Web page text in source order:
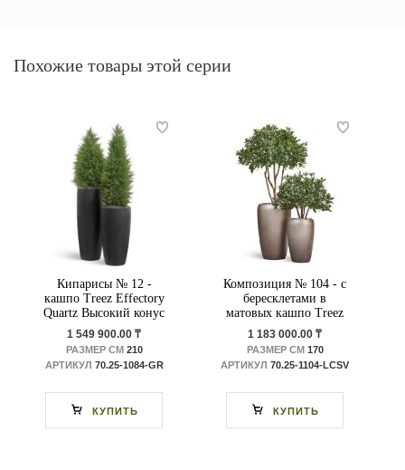
Похожие товары этой серии
Кипарисы № 12 -
кашпо Treez Effectory
Quartz Высокий конус
Design
1 549 900.00 ₸
РАЗМЕР СМ210
АРТИКУЛ 70.25-1084-GR
КУПИТЬ
Композиция № 104 - с
бересклетами в
матовых кашпо Treez
Effectory Metal
1 183 000.00 ₸
РАЗМЕР СМ170
АРТИКУЛ 70.25-1104-LСSV
КУПИТЬ